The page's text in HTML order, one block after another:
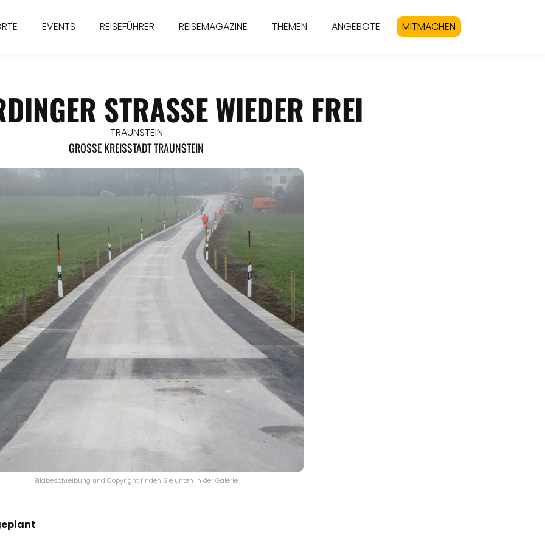
EVENTS REISEFÜHRER REISEMAGAZINE THEMEN ANGEBOTE MITMACHEN
STRASSE WIEDER FREI
TRAUNSTEIN
GROSSE KREISSTADT TRAUNSTEIN
Bildbeschreibung und Copyright finden Sie unten in der Galerie.